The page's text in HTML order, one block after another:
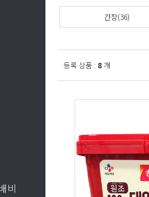
비
간장(36)
등록 상품 : 8 개